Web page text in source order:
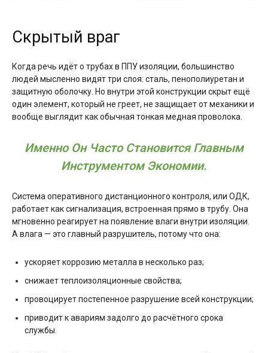
Скрытый враг
Когда речь идёт о трубах в ППУ изоляции, большинство
людей мысленно видят три слоя: сталь, пенополиуретан и
защитную оболочку. Но внутри этой конструкции скрыт ещё
один элемент, который не греет, не защищает от механики и
вообще выглядит как обычная тонкая медная проволока.
Именно Он Часто Становится Главным
Инструментом Экономии.
Система оперативного дистанционного контроля, или ОДК,
работает как сигнализация, встроенная прямо в трубу. Она
мгновенно реагирует на появление влаги внутри изоляции.
А влага — это главный разрушитель, потому что она:
ускоряет коррозию металла в несколько раз;
снижает теплоизоляционные свойства;
провоцирует постепенное разрушение всей конструкции;
приводит к авариям задолго до расчётного срока
службы.